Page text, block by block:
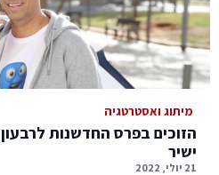
מיתוג ואסטרטגיה
הזוכים בפרס החדשנות
ישיר
21 יולי, 2022